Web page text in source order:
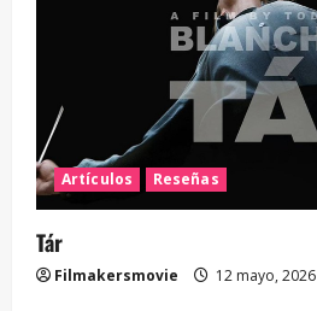
Artículos Reseñas
Tár
Filmakersmovie 12 mayo, 2026